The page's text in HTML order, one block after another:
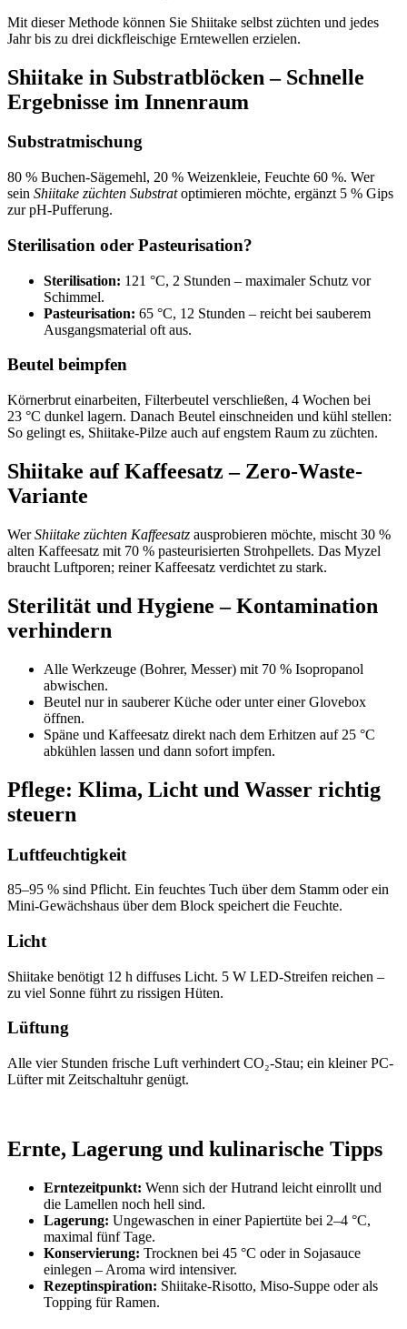
Mit dieser Methode können Sie Shiitake selbst züchten und jedes
Jahr bis zu drei dickfleischige Erntewellen erzielen.
Shiitake in Substratblöcken – Schnelle
Ergebnisse im Innenraum
Substratmischung
80 % Buchen-Sägemehl, 20 % Weizenkleie, Feuchte 60 %. Wer
sein Shiitake züchten Substratoptimieren möchte, ergänzt 5 % Gips
zur pH-Pufferung.
Sterilisation oder Pasteurisation?
Sterilisation: 121 °C, 2 Stunden – maximaler Schutz vor
Schimmel.
Pasteurisation: 65 °C, 12 Stunden – reicht bei sauberem
Ausgangsmaterial oft aus.
Beutel beimpfen
Körnerbrut einarbeiten, Filterbeutel verschließen, 4 Wochen bei
23 °C dunkel lagern. Danach Beutel einschneiden und kühl stellen:
So gelingt es, Shiitake-Pilze auch auf engstem Raum zu züchten.
Shiitake auf Kaffeesatz – Zero-Waste-
Variante
WerShiitake züchten Kaffeesatz ausprobieren möchte, mischt 30 %
alten Kaffeesatz mit 70 % pasteurisierten Strohpellets. Das Myzel
braucht Luftporen; reiner Kaffeesatz verdichtet zu stark.
Sterilität und Hygiene – Kontamination
verhindern
Alle Werkzeuge (Bohrer, Messer) mit 70 % Isopropanol
abwischen.
Beutel nur in sauberer Küche oder unter einer Glovebox
öffnen.
Späne und Kaffeesatz direkt nach dem Erhitzen auf 25 °C
abkühlen lassen und dann sofort impfen.
Pflege: Klima, Licht und Wasser richtig
steuern
Luftfeuchtigkeit
85–95 % sind Pflicht. Ein feuchtes Tuch über dem Stamm oder ein
Mini-Gewächshaus über dem Block speichert die Feuchte.
Licht
Shiitake benötigt 12 h diffuses Licht. 5 W LED-Streifen reichen –
zu viel Sonne führt zu rissigen Hüten.
Lüftung
Alle vier Stunden frische Luft verhindert CO₂-Stau; ein kleiner PC-
Lüfter mit Zeitschaltuhr genügt.
Ernte, Lagerung und kulinarische Tipps
Erntezeitpunkt: Wenn sich der Hutrand leicht einrollt und
die Lamellen noch hell sind.
Lagerung: Ungewaschen in einer Papiertüte bei 2–4 °C,
maximal fünf Tage.
Konservierung: Trocknen bei 45 °C oder in Sojasauce
einlegen – Aroma wird intensiver.
Rezeptinspiration: Shiitake-Risotto, Miso-Suppe oder als
Topping für Ramen.